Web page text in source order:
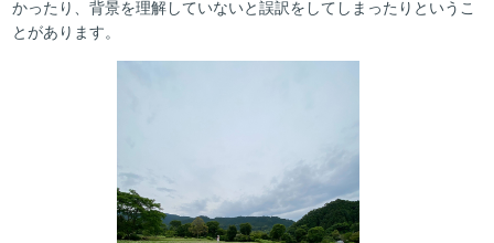
かったり、背景を理解していないと誤訳をしてしまったりというこ
とがあります。